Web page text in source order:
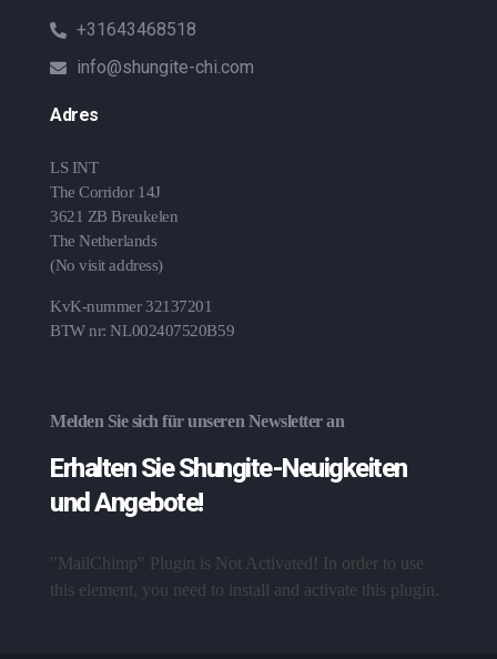
+31643468518
info@shungite-chi.com
Adres
LS INT
The Corridor 14J
3621 ZB Breukelen
The Netherlands
(No visit address)
KvK-nummer 32137201
BTW nr: NL002407520B59
Melden Sie sich für unseren Newsletter an
Erhalten Sie Shungite-Neuigkeiten
und Angebote!
"MailChimp" Plugin is Not Activated!
In order to use
this element, you need to install and activate this plugin.